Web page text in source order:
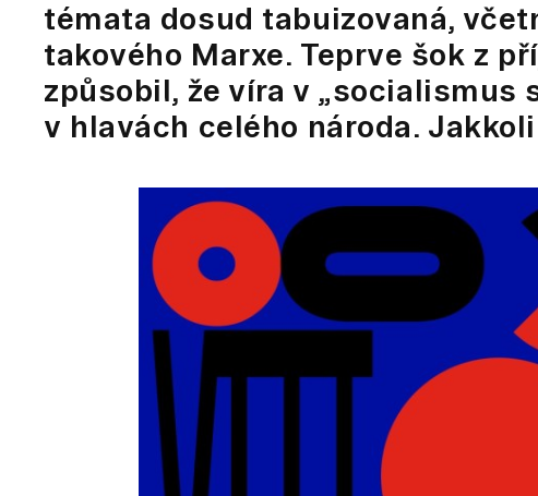
témata dosud tabuizovaná,
takového Marxe. Teprve šok z
způsobil, že víra v „socialismus
v hlavách celého národa.